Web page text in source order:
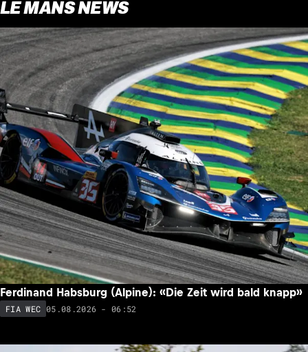
LE MANS NEWS
Ferdinand Habsburg (Alpine): «Die Zeit wird bald knapp»
FIA WEC 05.08.2026 - 06:52